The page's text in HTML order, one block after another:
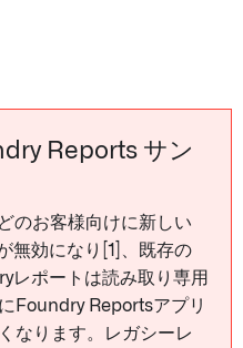
Reports サン
のお客様向けに新しい
無効になり[1]、既存の
レポートは読み取り専用
Foundry Reportsアプリ
なります。レガシーレ